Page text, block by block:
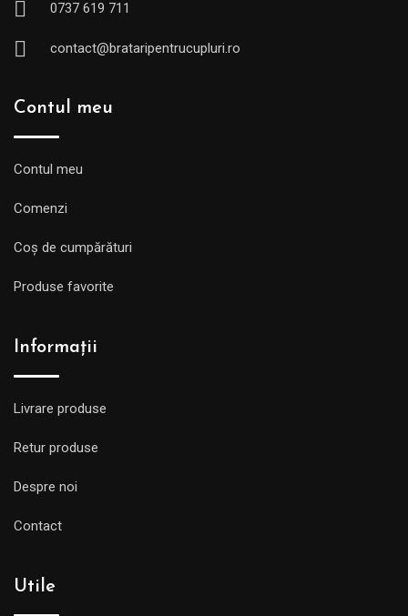
0737 619 711
contact@brataripentrucupluri.ro
Contul meu
Contul meu
Comenzi
Coș de cumpărături
Produse favorite
Informații
Livrare produse
Retur produse
Despre noi
Contact
Utile